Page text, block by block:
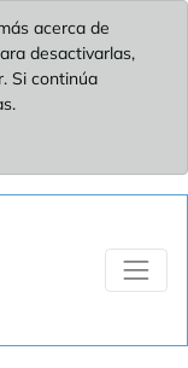
acerca de
desactivarlas,
Si continúa